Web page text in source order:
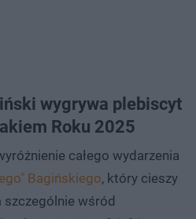
wygrywa plebiscyt
Roku 2025
całego wydarzenia
Bagińskiego, który cieszy
szczególnie wśród